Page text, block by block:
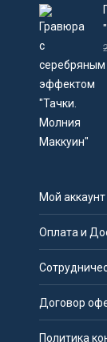
Мой аккаунт
Оплата и
Договор
Политика